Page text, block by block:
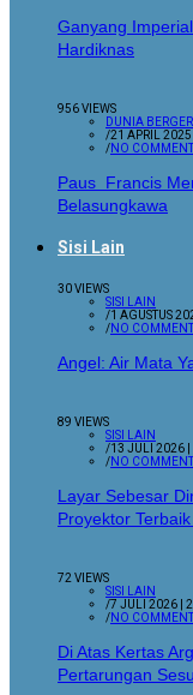
Ganyang
Hardiknas
956 VIEWS
DUNIA
/21 APRIL
/NO COMMENT
Paus Francis
Belasungkawa
Sisi Lain
30 VIEWS
SISI LAIN
/1 AGUSTUS
/NO COMMENT
Angel: Air Mata
89 VIEWS
SISI LAIN
/13 JULI 2026 |
/NO COMMENT
Layar Sebesar
Proyektor
72 VIEWS
SISI LAIN
/7 JULI 2026 |
/NO COMMENT
Di Atas Kertas
Pertarungan